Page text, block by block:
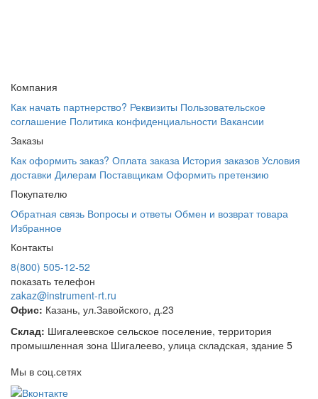
Компания
Как начать партнерство? Реквизиты Пользовательское
соглашение Политика конфиденциальности Вакансии
Заказы
Как оформить заказ? Оплата заказа История заказов Условия
доставки Дилерам Поставщикам Оформить претензию
Покупателю
Обратная связь Вопросы и ответы Обмен и возврат товара
Избранное
Контакты
8(800) 505-12-52
показать телефон
zakaz@instrument-rt.ru
Офис: Казань, ул.Завойского, д.23
Склад: Шигалеевское сельское поселение, территория
промышленная зона Шигалеево, улица складская, здание 5
Мы в соц.сетях